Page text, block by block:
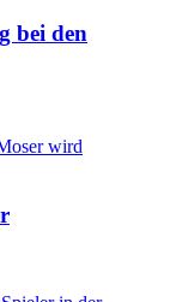
bei den